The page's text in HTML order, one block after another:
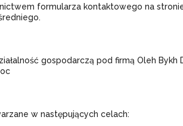
formularza kontaktowego na
gospodarczą pod firmą Oleh Bykh
w następujących celach: